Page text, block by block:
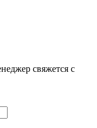
свяжется с